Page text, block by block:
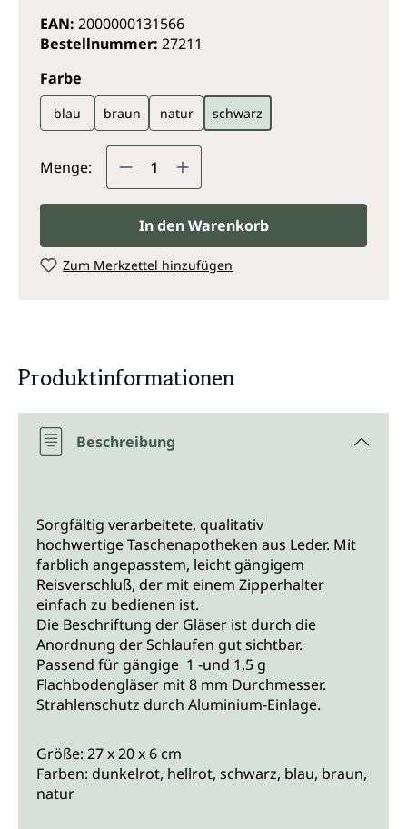
EAN: 2000000131566
Bestellnummer: 27211
Farbe
blau braun natur schwarz
Menge: Produkt Anzahl: Gib den
In den Warenkorb
Zum Merkzettel hinzufügen
Produktinformationen
Beschreibung
Sorgfältig verarbeitete, qualitativ
hochwertige Taschenapotheken aus Leder. Mit
farblich angepasstem, leicht gängigem
Reisverschluß, der mit einem Zipperhalter
einfach zu bedienen ist.
Die Beschriftung der Gläser ist durch die
Anordnung der Schlaufen gut sichtbar.
Passend für gängige 1 -und 1,5 g
Flachbodengläser mit 8 mm Durchmesser.
Strahlenschutz durch Aluminium-Einlage.
Größe: 27 x 20 x 6 cm
Farben: dunkelrot, hellrot, schwarz, blau, braun,
natur